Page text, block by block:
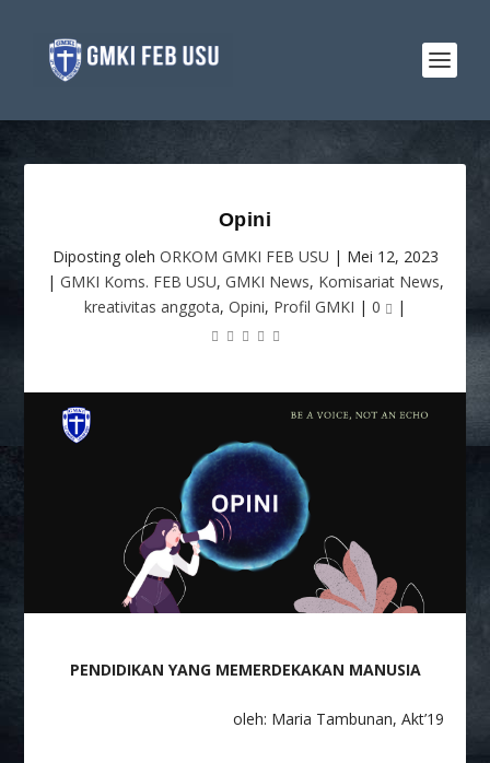
Opini
Diposting oleh ORKOM GMKI FEB USU | Mei 12, 2023
| GMKI Koms. FEB USU, GMKI News, Komisariat News,
kreativitas anggota, Opini, Profil GMKI | 0 |
PENDIDIKAN YANG MEMERDEKAKAN MANUSIA
oleh: Maria Tambunan, Akt’19